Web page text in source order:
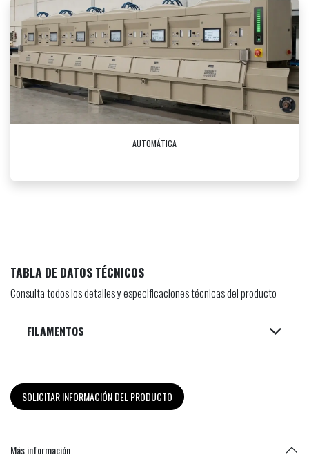
AUTOMÁTICA
TABLA DE DATOS TÉCNICOS
Consulta todos los detalles y especificaciones técnicas del producto
FILAMENTOS
SOLICITAR INFORMACIÓN DEL PRODUCTO
Más información